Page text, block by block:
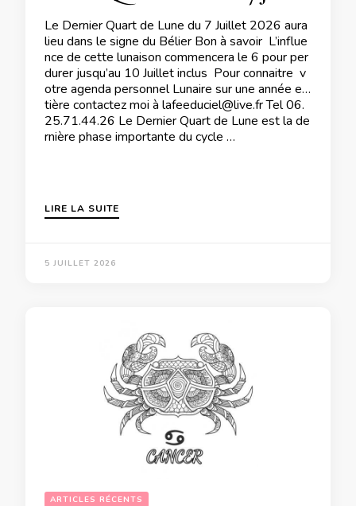
Le Dernier Quart de Lune du 7 Juillet 2026 aura
lieu dans le signe du Bélier Bon à savoir L’influe
nce de cette lunaison commencera le 6 pour per
durer jusqu’au 10 Juillet inclus Pour connaitre v
otre agenda personnel Lunaire sur une année en
tière contactez moi à lafeeduciel@live.fr Tel 06.
25.71.44.26 Le Dernier Quart de Lune est la de
rnière phase importante du cycle …
LIRE LA SUITE
5 JUILLET 2026
ARTICLES RÉCENTS